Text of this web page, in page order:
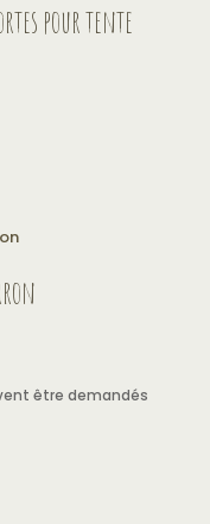
pour tente
être demandés